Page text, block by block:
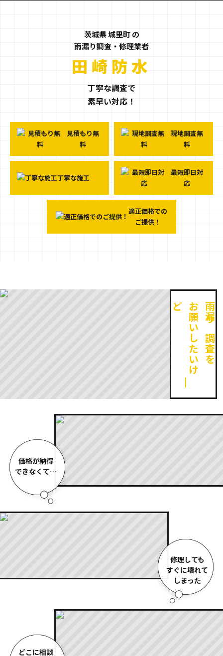
茨城県 城里町 の
雨漏り調査・修理業者
茨城県城里町の
田崎防水
丁寧な調査で
素早い対応！
見積もり無
料
現地調査無
料
丁寧な施工
最短即日対
応
適正価格での
ご提供！
雨漏り調査を
お
願
い
し
た
い
け
ど
価格が納得
できなくて…
修理しても
すぐに壊れて
しまった
どこに相談